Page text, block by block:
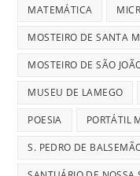
MATEMÁTICA
MOSTEIRO DE SANTA
MOSTEIRO DE SÃO
MUSEU DE LAMEGO
POESIA PORTÁTIL
S. PEDRO DE